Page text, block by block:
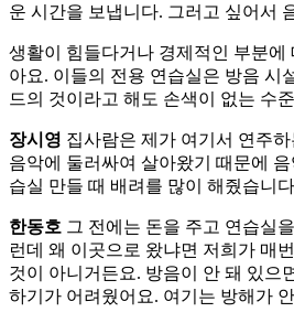
운 시간을 보냅니다. 그러고 싶어서
생활이 힘들다거나 경제적인 부분에
아요. 이들의 전용 연습실은 방음 시
드의 것이라고 해도 손색이 없는 수
장시영 집사람은 제가 여기서 연주
음악에 둘러싸여 살아왔기 때문에
습실 만들 때 배려를 많이 해줬습니
한동호 그 전에는 돈을 주고 연습실
런데 왜 이곳으로 왔냐면 저희가 매
것이 아니거든요. 방음이 안 돼 있으
하기가 어려웠어요. 여기는 방해가